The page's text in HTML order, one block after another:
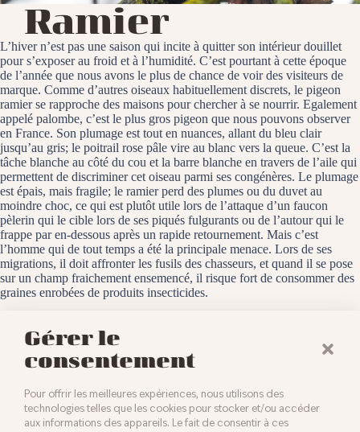
Gérer le
consentement
Pour offrir les meilleures expériences, nous utilisons des
technologies telles que les cookies pour stocker et/ou accéder
aux informations des appareils. Le fait de consentir à ces
Ramier
L’hiver n’est pas une saison qui incite à quitter son intérieur douillet
pour s’exposer au froid et à l’humidité. C’est pourtant à cette époque
de l’année que nous avons le plus de chance de voir des visiteurs de
marque. Comme d’autres oiseaux habituellement discrets, le pigeon
ramier se rapproche des maisons pour chercher à se nourrir. Egalement
appelé palombe, c’est le plus gros pigeon que nous pouvons observer
en France. Son plumage est tout en nuances, allant du bleu clair
jusqu’au gris; le poitrail rose pâle vire au blanc vers la queue. C’est la
tâche blanche au côté du cou et la barre blanche en travers de l’aile qui
permettent de discriminer cet oiseau parmi ses congénères. Le plumage
est épais, mais fragile; le ramier perd des plumes ou du duvet au
moindre choc, ce qui est plutôt utile lors de l’attaque d’un faucon
pèlerin qui le cible lors de ses piqués fulgurants ou de l’autour qui le
frappe par en-dessous après un rapide retournement. Mais c’est
l’homme qui de tout temps a été la principale menace. Lors de ses
migrations, il doit affronter les fusils des chasseurs, et quand il se pose
sur un champ fraichement ensemencé, il risque fort de consommer des
graines enrobées de produits insecticides.